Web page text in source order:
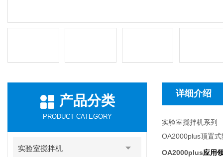
产品分类
PRODUCT CATEGORY
实验室搅拌机
详细介绍
实验室搅拌机系列
OA2000plus顶置
OA2000plus应用